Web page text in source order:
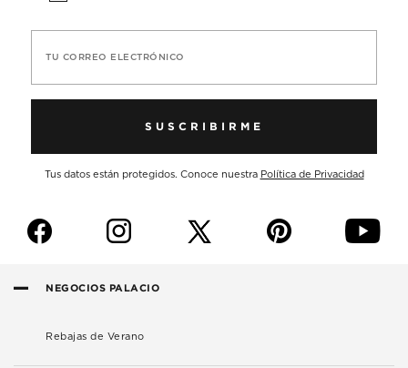
TU CORREO ELECTRÓNICO
SUSCRIBIRME
Tus datos están protegidos. Conoce nuestra Política de Privacidad
f i p y
NEGOCIOS PALACIO
Rebajas de Verano